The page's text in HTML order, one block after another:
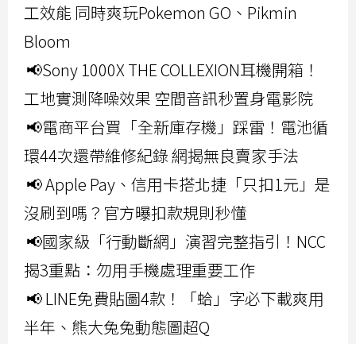
工效能 同時爽玩Pokemon GO、Pikmin
Bloom
📢Sony 1000X THE COLLEXION耳機開箱！
工地實測降噪效果 空間音訊秒置身電影院
📢電商平台買「全新庫存機」踩雷！電池循
環44次還帶維修紀錄 網揭無良賣家手法
📢 Apple Pay、信用卡搭北捷「只扣1元」是
沒刷到嗎？官方曝扣款規則秒懂
📢國家級「行動斷網」演習完整指引！NCC
揭3重點：勿用手機處理重要工作
📢 LINE免費貼圖4款！「蛤」字必下載爽用
半年、熊大兔兔動態圖超Q